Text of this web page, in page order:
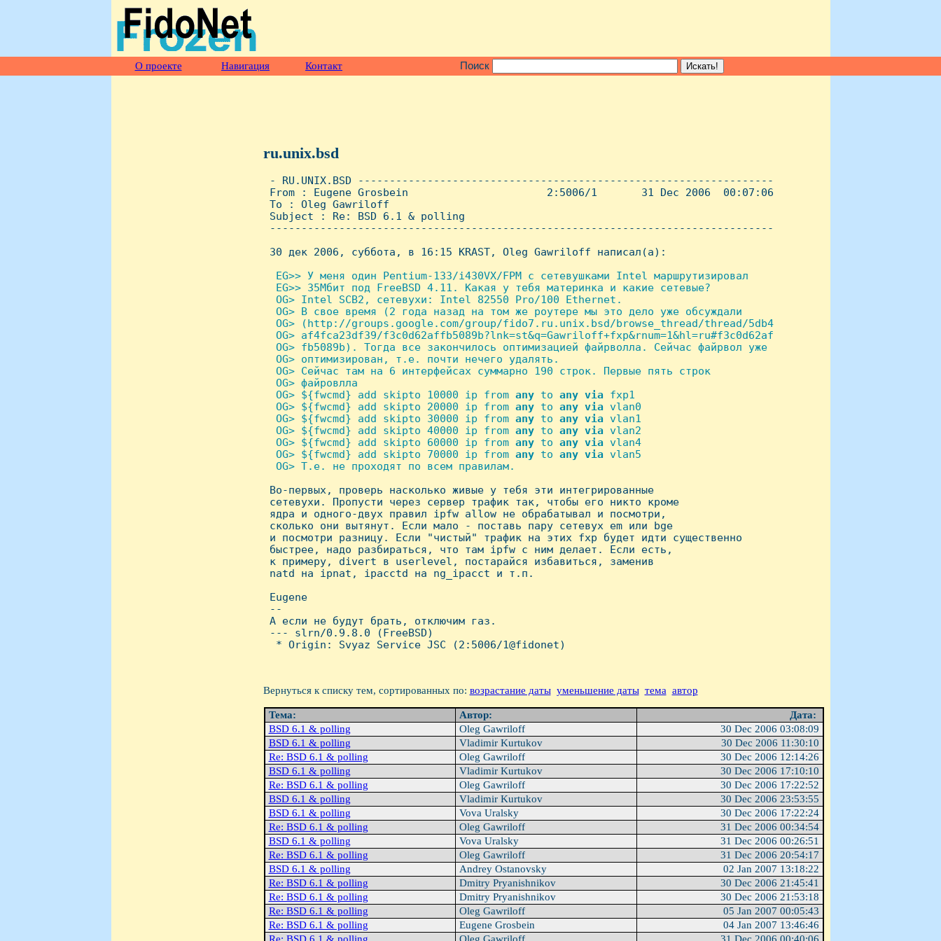
О проекте Навигация Контакт Поиск
ru.unix.bsd
- RU.UNIX.BSD ------------------------------------------------------------------
From : Eugene Grosbein                      2:5006/1       31 Dec 2006  00:07:06
To : Oleg Gawriloff
Subject : Re: BSD 6.1 & polling
--------------------------------------------------------------------------------
30 дек 2006, суббота, в 16:15 KRAST, Oleg Gawriloff написал(а):
EG>> У меня один Pentium-133/i430VX/FPM с сетевушками Intel маршрутизировал
  EG>> 35Мбит под FreeBSD 4.11. Какая у тебя материнка и какие сетевые?
  OG> Intel SCB2, сетевухи: Intel 82550 Pro/100 Ethernet.
  OG> В свое время (2 года назад на том же роутере мы это дело уже обсуждали
  OG> (http://groups.google.com/group/fido7.ru.unix.bsd/browse_thread/thread/5db4
  OG> af4fca23df39/f3c0d62affb5089b?lnk=st&q=Gawriloff+fxp&rnum=1&hl=ru#f3c0d62af
  OG> fb5089b). Тогда все закончилось оптимизацией файрволла. Сейчас файрвол уже
  OG> оптимизирован, т.е. почти нечего удалять.
  OG> Сейчас там на 6 интерфейсах суммарно 190 строк. Первые пять строк
  OG> файровлла
  OG> ${fwcmd} add skipto 10000 ip from
any to any via fxp1
  OG> ${fwcmd} add skipto 20000 ip from
any to any via vlan0
  OG> ${fwcmd} add skipto 30000 ip from
any to any via vlan1
  OG> ${fwcmd} add skipto 40000 ip from
any to any via vlan2
  OG> ${fwcmd} add skipto 60000 ip from
any to any via vlan4
  OG> ${fwcmd} add skipto 70000 ip from
any to any via vlan5
  OG> Т.е. не проходят по всем правилам.
Во-первых, проверь насколько живые у тебя эти интегрированные
сетевухи. Пропусти через сервер трафик так, чтобы его никто кроме
ядра и одного-двух правил ipfw allow не обрабатывал и посмотри,
сколько они вытянут. Если мало - поставь пару сетевух em или bge
и посмотри разницу. Если "чистый" трафик на этих fxp будет идти существенно
быстрее, надо разбираться, что там ipfw с ним делает. Если есть,
к примеру, divert в userlevel, постарайся избавиться, заменив
natd на ipnat, ipacctd на ng_ipacct и т.п.
Eugene
--
А если не будут брать, отключим газ.
--- slrn/0.9.8.0 (FreeBSD)
  * Origin: Svyaz Service JSC (2:5006/1@fidonet)
Вернуться к списку тем, сортированных по: возрастание даты уменьшение даты тема автор
Тема: Автор:
Дата:
BSD 6.1 & polling
Oleg Gawriloff
30 Dec 2006 03:08:09
BSD 6.1 & polling
Vladimir Kurtukov
30 Dec 2006 11:30:10
Re: BSD 6.1 & polling
Oleg Gawriloff
30 Dec 2006 12:14:26
BSD 6.1 & polling
Vladimir Kurtukov
30 Dec 2006 17:10:10
Re: BSD 6.1 & polling
Oleg Gawriloff
30 Dec 2006 17:22:52
BSD 6.1 & polling
Vladimir Kurtukov
30 Dec 2006 23:53:55
BSD 6.1 & polling
Vova Uralsky
30 Dec 2006 17:22:24
Re: BSD 6.1 & polling
Oleg Gawriloff
31 Dec 2006 00:34:54
BSD 6.1 & polling
Vova Uralsky
31 Dec 2006 00:26:51
Re: BSD 6.1 & polling
Oleg Gawriloff
31 Dec 2006 20:54:17
BSD 6.1 & polling
Andrey Ostanovsky
02 Jan 2007 13:18:22
Re: BSD 6.1 & polling
Dmitry Pryanishnikov
30 Dec 2006 21:45:41
Re: BSD 6.1 & polling
Dmitry Pryanishnikov
30 Dec 2006 21:53:18
Re: BSD 6.1 & polling
Oleg Gawriloff
05 Jan 2007 00:05:43
Re: BSD 6.1 & polling
Eugene Grosbein
04 Jan 2007 13:46:46